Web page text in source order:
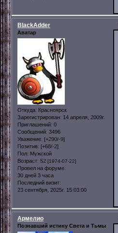
BlackAdder
Аватар
Откуда: Красноярск
Зарегистрирован: 14 апреля, 2009г.
Приглашений: 0
Сообщений: 3496
Уважение: [+290/-9]
Позитив: [+68/-2]
Пол: Мужской
Возраст: 52 [1974-07-22]
Провел на форуме:
30 дней 3 часа
Последний визит:
23 сентября, 2025г. 15:03:00
Армелио
Познавший истину Света и Тьмы